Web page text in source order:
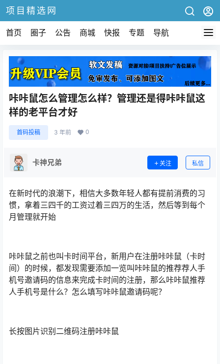
项目精选网
首页 圈子 公告 商城 快报 专题 导航
咔咔鼠怎么管理怎么样？管理还是得咔咔鼠这
样的老平台才好
首码投稿 3 年前 0
卡神兄弟 关注 私信
在新时代的浪潮下，相信大多数年轻人都有提前消费的习
惯，拿着三四千的工资过着三四万的生活，然后等到每个
月管理就开始
咔咔鼠之前也叫卡时间平台，新用户在注册咔咔鼠（卡时
间）的时候，都发现需要添加一览叫咔咔鼠的推荐荐人手
机号邀请码的信息来完成卡时间的注册，那么咔咔鼠推荐
人手机号是什么？怎么填写咔咔鼠邀请码呢？
长按图片识别二维码注册咔咔鼠